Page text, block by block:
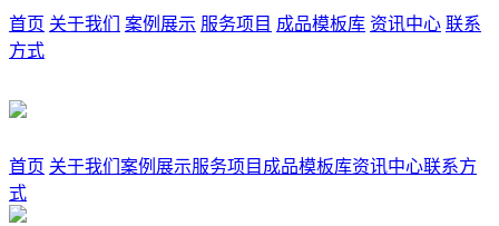
首页 关于我们 案例展示 服务项目 成品模板库 资讯中心 联系
方式
首页 关于我们 案例展示服务项目 成品模板库资讯中心联系方
式